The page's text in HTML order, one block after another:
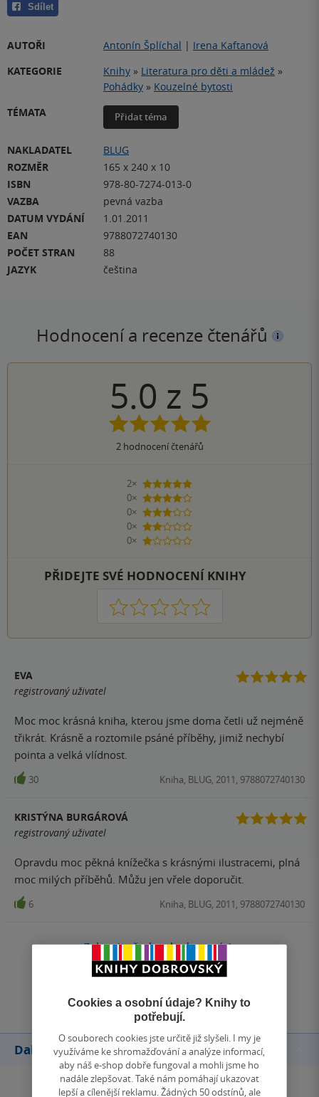
Sdílet
AUTOŘI Antonín Šplíchal | Irena Kaftanová
KATEGORIE
Knihy » Literatura pro děti a mládež »
Pohádky » Kouzelné bytosti
TÉMATA
Přidat téma
NAKLADATEL
BLUG
ROZMĚR
165 x 240 x 10
ISBN
978-80-7274-013-0
VAZBA
pevná vazba
DATUM VYDÁNÍ
1.01.2011
EAN
9788072740130
POČET STRAN
88
JAZYK
čeština
Hodnocení a recenze čtenářů
5.0 z 5
2hodnocení čtenářů
2×
5 hvězdiček
0×
4 hvězdičky
0×
3 hvězdičky
0×
2 hvězdičky
0×
1 hvezdička
PŘIDEJTE SVÉ HODNOCENÍ KNIHY
1 2 3 4 5
EVA
registrovaný uživatel
Moc moc krásná kniha, kterou jsme doma četli už nejméně
třikrát. Krásně a roztomile psáné příběhy, jimiž nechybí
pointa a velká vlídnost.
30 Kniha, BLUG, 2011, 9788072740130
KRISTÝNA BURGÁROVÁ
registrovaný uživatel
Opravdu moc pěkná knížečka s krásnými ilustracemi, plná
moc milých příběhů. Můžu jen vřele doporučit.
6 Kniha, BLUG, 2011, 9788072740130
Zobrazit všechna hodnocení
Další knihy autora
Cookies a osobní údaje? Knihy to
potřebují.
O souborech cookies jste určitě již slyšeli. I my je
využíváme ke shromažďování a analýze informací,
aby náš e-shop dobře fungoval a mohli jsme ho
nadále zlepšovat. Také nám pomáhají ukazovat
lepší a cílenější reklamu. Žádných 50 odstínů, ale